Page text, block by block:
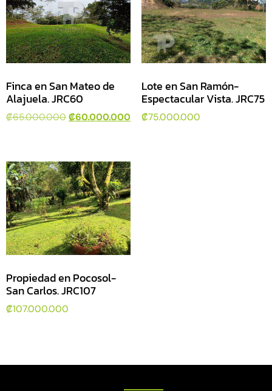
Finca en San Mateo de
Alajuela. JRC60
₡65.000.000 ₡60.000.000
Lote en San Ramón-
Espectacular Vista. JRC75
₡75.000.000
Propiedad en Pocosol-
San Carlos. JRC107
₡107.000.000